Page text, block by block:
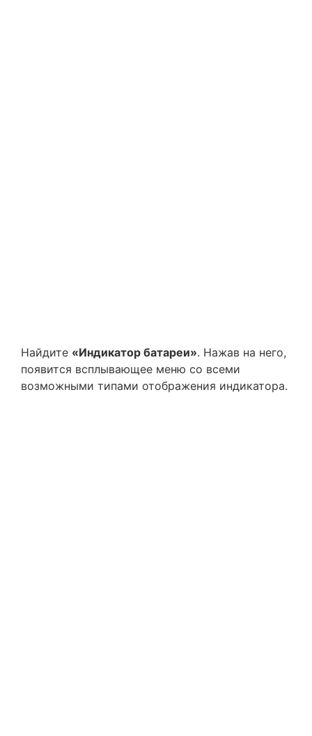
Найдите «Индикатор батареи». Нажав на него,
появится всплывающее меню со всеми
возможными типами отображения индикатора.